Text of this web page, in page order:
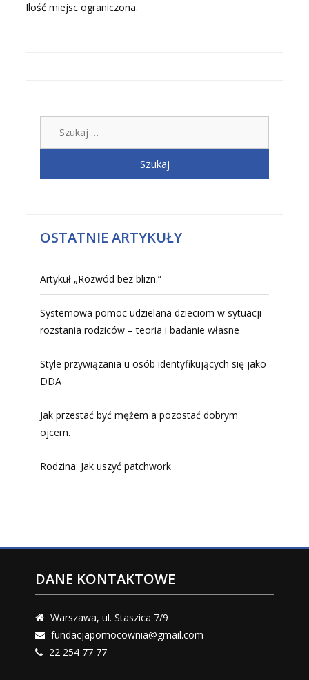
Ilość miejsc ograniczona.
OSTATNIE ARTYKUŁY
Artykuł „Rozwód bez blizn.”
Systemowa pomoc udzielana dzieciom w sytuacji
rozstania rodziców – teoria i badanie własne
Style przywiązania u osób identyfikujących się jako
DDA
Jak przestać być mężem a pozostać dobrym
ojcem.
Rodzina. Jak uszyć patchwork
DANE KONTAKTOWE
Warszawa, ul. Staszica 7/9
fundacjapomocownia@gmail.com
22 254 77 77